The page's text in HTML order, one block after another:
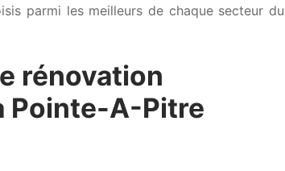
parmi les meilleurs de chaque secteur du
rénovation
Pointe-A-Pitre